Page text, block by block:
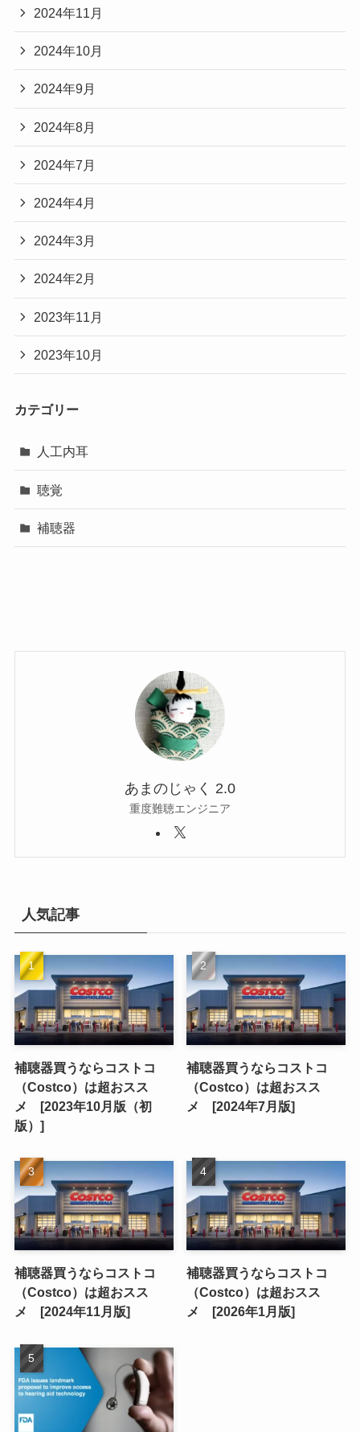
2024年11月
2024年10月
2024年9月
2024年8月
2024年7月
2024年4月
2024年3月
2024年2月
2023年11月
2023年10月
カテゴリー
人工内耳
聴覚
補聴器
あまのじゃく 2.0
重度難聴エンジニア
人気記事
補聴器買うならコストコ
（Costco）は超おスス
メ [2023年10月版（初
版）]
補聴器買うならコストコ
（Costco）は超おスス
メ [2024年7月版]
補聴器買うならコストコ
（Costco）は超おスス
メ [2024年11月版]
補聴器買うならコストコ
（Costco）は超おスス
メ [2026年1月版]